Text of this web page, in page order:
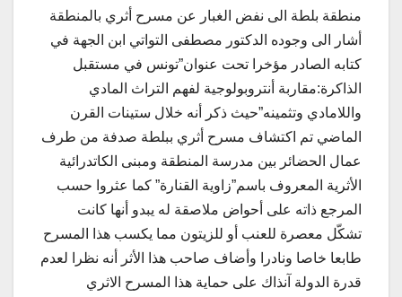
منطقة بلطة الى نفض الغبار عن مسرح أثري بالمنطقة
أشار الى وجوده الدكتور مصطفى التواتي ابن الجهة في
كتابه الصادر مؤخرا تحت عنوان”تونس في مستقبل
الذاكرة:مقاربة أنتروبولوجية لفهم التراث المادي
واللامادي وتثمينه”حيث ذكر أنه خلال ستينات القرن
الماضي تم اكتشاف مسرح أثري ببلطة صدفة من طرف
عمال الحضائر بين مدرسة المنطقة ومبنى الكاتدرائية
الأثرية المعروف باسم”زاوية القنارة” كما عثروا حسب
المرجع ذاته على أحواض ملاصقة له يبدو أنها كانت
تشكّل معصرة للعنب أو للزيتون مما يكسب هذا المسرح
طابعا خاصا ونادرا وأضاف صاحب هذا الأثر أنه نظرا لعدم
قدرة الدولة آنذاك على حماية هذا المسرح الاثري